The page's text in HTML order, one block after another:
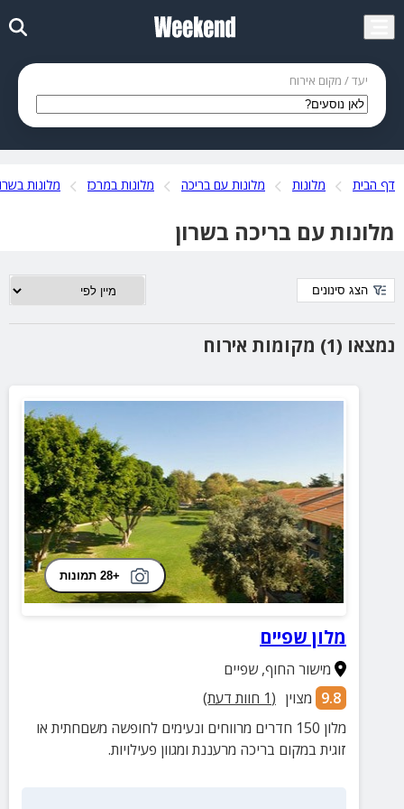
יעד / מקום אירוח
דף הבית מלונות מלונות עם בריכה מלונות במרכז מלונות
מלונות עם בריכה בשרון
נמצאו (1) מקומות אירוח
הצג סינונים
+28 תמונות
מלון שפיים
מישור החוף,שפיים
9.8 מצוין (
1 חוות דעת)
מלון 150 חדרים מרווחים ונעימים לחופשה משםחתית או
זוגית במקום בריכה מרעננת ומגוון פעילויות.